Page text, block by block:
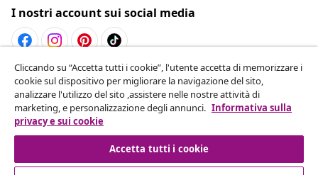
I nostri account sui social media
Recesso dal contratto
Invia una richiesta di recesso per il tuo ordine.
Recesso dal contratto
Cliccando su “Accetta tutti i cookie”, l'utente accetta di memorizzare i
cookie sul dispositivo per migliorare la navigazione del sito,
analizzare l'utilizzo del sito ,assistere nelle nostre attività di
marketing, e personalizzazione degli annunci. Informativa sulla
privacy e sui cookie
Accetta tutti i cookie